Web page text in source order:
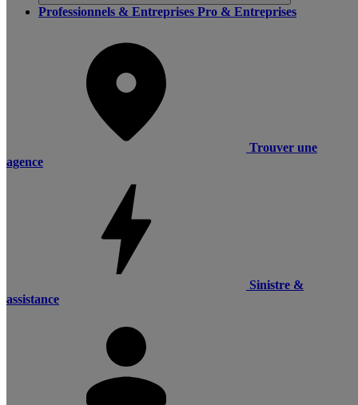
Professionnels & Entreprises Pro & Entreprises
Trouver une
agence
Sinistre &
assistance